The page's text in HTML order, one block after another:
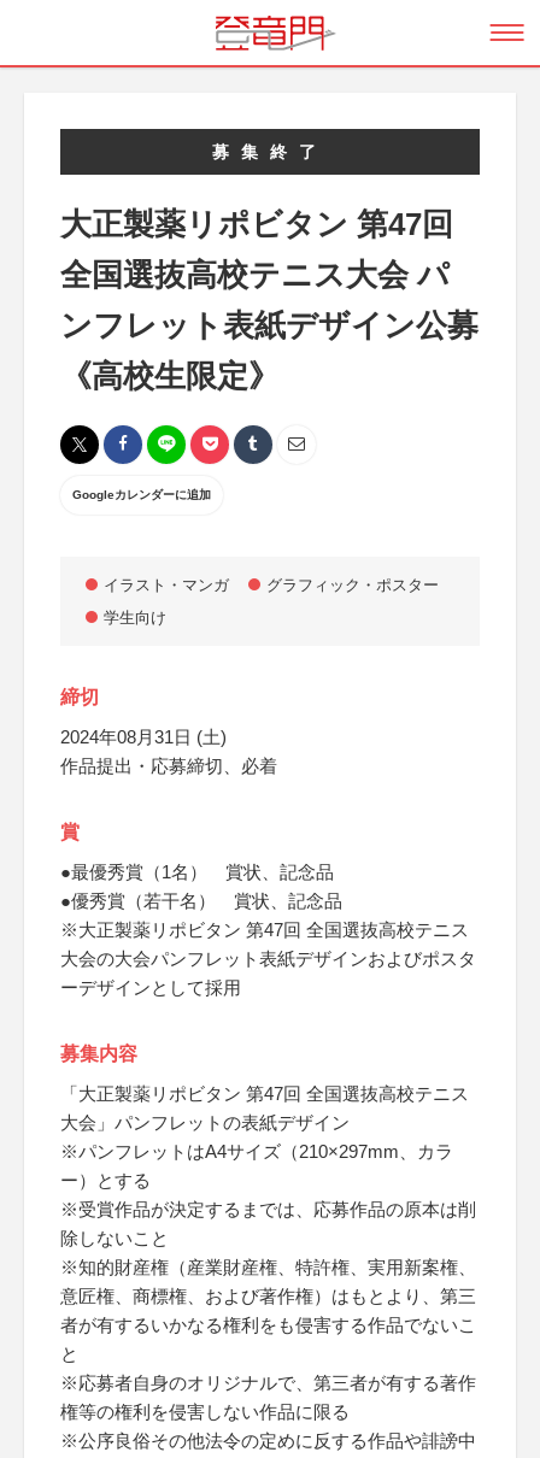
募集終了
大正製薬リポビタン 第47回
全国選抜高校テニス大会 パ
ンフレット表紙デザイン公募
《高校生限定》
Googleカレンダーに追加
イラスト・マンガ
グラフィック・ポスター
学生向け
締切
2024年08月31日 (土)
作品提出・応募締切、必着
賞
●最優秀賞（1名） 賞状、記念品
●優秀賞（若干名） 賞状、記念品
※大正製薬リポビタン 第47回 全国選抜高校テニス
大会の大会パンフレット表紙デザインおよびポスタ
ーデザインとして採用
募集内容
「大正製薬リポビタン 第47回 全国選抜高校テニス
大会」パンフレットの表紙デザイン
※パンフレットはA4サイズ（210×297mm、カラ
ー）とする
※受賞作品が決定するまでは、応募作品の原本は削
除しないこと
※知的財産権（産業財産権、特許権、実用新案権、
意匠権、商標権、および著作権）はもとより、第三
者が有するいかなる権利をも侵害する作品でないこ
と
※応募者自身のオリジナルで、第三者が有する著作
権等の権利を侵害しない作品に限る
※公序良俗その他法令の定めに反する作品や誹謗中